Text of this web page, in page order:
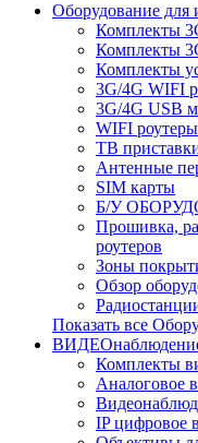
Оборудование для
Комплекты
Комплекты
Комплекты
3G/4G WIFI
3G/4G USB
WIFI
ТВ
Антенные
SIM карты
Б/У
Прошивка,
роутеров
Зоны
Обзор
Показать все
Комплекты
Аналоговое
IP цифровое